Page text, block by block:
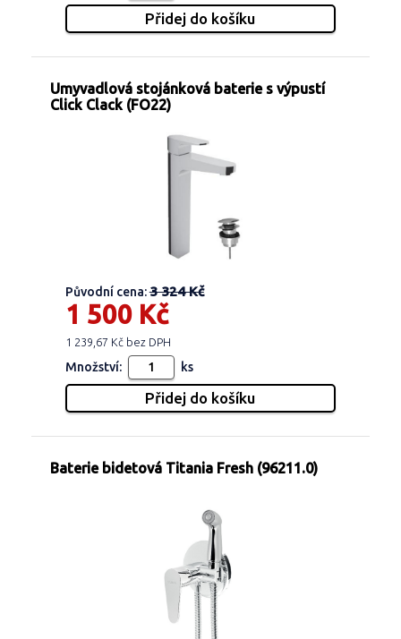
Umyvadlová stojánková baterie s výpustí
Click Clack (FO22)
Původní cena:3 324 Kč
1 500 Kč
1 239,67 Kč bez DPH
Množství: ks
Baterie bidetová Titania Fresh (96211.0)